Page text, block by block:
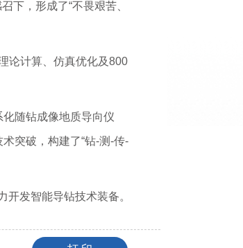
下，形成了“不畏艰苦、
论计算、仿真优化及800
随钻成像地质导向仪
突破，构建了“钻-测-传-
发智能导钻技术装备。